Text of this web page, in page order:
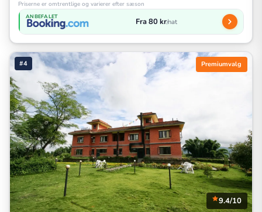
Priserne er omtrentlige og varierer efter sæson
ANBEFALET Fra 80 kr/nat
#4 Premiumvalg
9.4/10